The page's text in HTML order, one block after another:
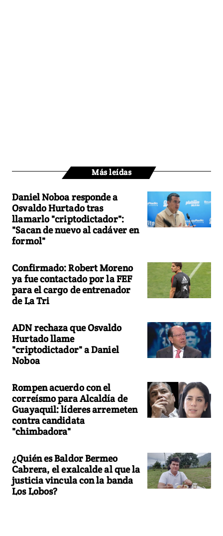
Más leídas
Daniel Noboa responde a
Osvaldo Hurtado tras
llamarlo "criptodictador":
"Sacan de nuevo al cadáver en
formol"
Confirmado: Robert Moreno
ya fue contactado por la FEF
para el cargo de entrenador
de La Tri
ADN rechaza que Osvaldo
Hurtado llame
"criptodictador" a Daniel
Noboa
Rompen acuerdo con el
correísmo para Alcaldía de
Guayaquil: líderes arremeten
contra candidata
"chimbadora"
¿Quién es Baldor Bermeo
Cabrera, el exalcalde al que la
justicia vincula con la banda
Los Lobos?